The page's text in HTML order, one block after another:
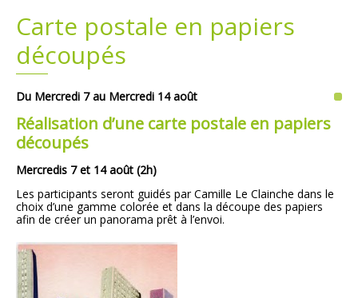
Carte postale en papiers
découpés
Du Mercredi 7 au Mercredi 14 août
Réalisation d’une carte postale en papiers
découpés
Mercredis 7 et 14 août (2h)
Les participants seront guidés par Camille Le Clainche dans le
choix d’une gamme colorée et dans la découpe des papiers
afin de créer un panorama prêt à l’envoi.
Plans
Demandes légales
Marchés publics
Grands projets